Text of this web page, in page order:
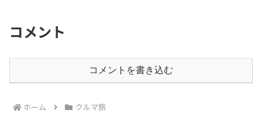
コメント
コメントを書き込む
ホーム クルマ旅